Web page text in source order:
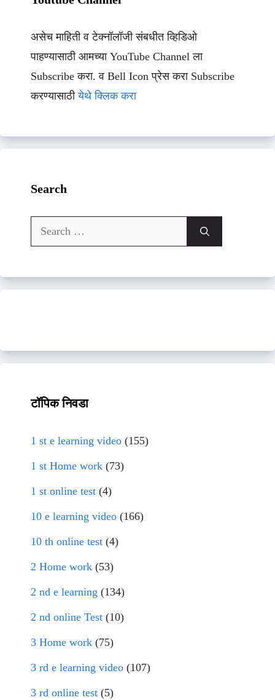
असेच माहिती व टेक्नॉलॉजी संबधीत व्हिडिओ
पाहण्यासाठी आमच्या YouTube Channel ला
Subscribe करा. व Bell Icon प्रेस करा Subscribe
करण्यासाठीयेथे क्लिक करा
Search
Search
for:
टॉपिक निवडा
1 st e learning video (155)
1 st Home work (73)
1 st online test (4)
10 e learning video (166)
10 th online test (4)
2 Home work (53)
2 nd e learning (134)
2 nd online Test (10)
3 Home work (75)
3 rd e learning video (107)
3 rd online test (5)